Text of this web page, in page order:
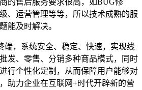
、运营管理等等，所以技术成熟的服
能及时解决。
端，系统安全、稳定、快速，实现线
发、零售、分销多种商品模式，同时
行个性化定制，从而保障用户能够对
助力企业在互联网+时代开辟新的营